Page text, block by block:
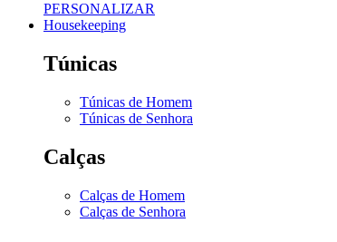
PERSONALIZAR
Housekeeping
Túnicas
Túnicas de Homem
Túnicas de Senhora
Calças
Calças de Homem
Calças de Senhora